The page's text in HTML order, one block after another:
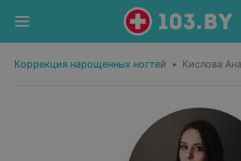
Коррекция нарощенных ногтей • Кислова